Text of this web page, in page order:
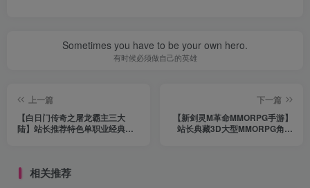
Sometimes you have to be your own hero.
有时候必须做自己的英雄
上一篇
【白日门传奇之屠龙霸主三大
陆】站长推荐特色单职业经典角
GM网页后台-安卓版本!
下一篇
【新剑灵M革命MMORPG手游】
站长典藏3D大型MMORPG角色
相关推荐